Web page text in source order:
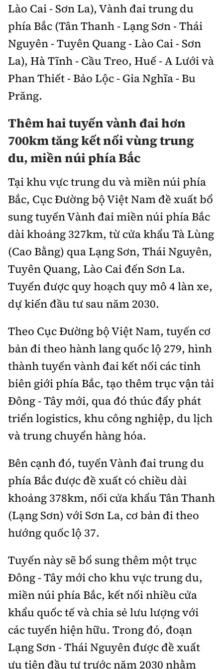
Tổng biên tập: Nguyễn Thị Hồng Nga
Phó Tổng biên tập:Nguyễn Sơn Tùng,
Nguyễn Đức Thắng, La Đức Hùng
Hotline:
0901 514 799
Quảng cáo và Phát hành:
0915 057 282
bandoc@baoxaydung.vn
Cấm sao chép dưới mọi hình thức nếu không có sự
Thông tin tòa
Lào Cai - Sơn La), Vành đai trung du
phía Bắc (Tân Thanh - Lạng Sơn - Thái
Nguyên - Tuyên Quang - Lào Cai - Sơn
La), Hà Tĩnh - Cầu Treo, Huế - A Lưới và
Phan Thiết - Bảo Lộc - Gia Nghĩa - Bu
Prăng.
Thêm hai tuyến vành đai hơn
700km tăng kết nối vùng trung
du, miền núi phía Bắc
Tại khu vực trung du và miền núi phía
Bắc, Cục Đường bộ Việt Nam đề xuất bổ
sung tuyến Vành đai miền núi phía Bắc
dài khoảng 327km, từ cửa khẩu Tà Lùng
(Cao Bằng) qua Lạng Sơn, Thái Nguyên,
Tuyên Quang, Lào Cai đến Sơn La.
Tuyến được quy hoạch quy mô 4 làn xe,
dự kiến đầu tư sau năm 2030.
Theo Cục Đường bộ Việt Nam, tuyến cơ
bản đi theo hành lang quốc lộ 279, hình
thành tuyến vành đai kết nối các tỉnh
biên giới phía Bắc, tạo thêm trục vận tải
Đông - Tây mới, qua đó thúc đẩy phát
triển logistics, khu công nghiệp, du lịch
và trung chuyển hàng hóa.
Bên cạnh đó, tuyến Vành đai trung du
phía Bắc được đề xuất có chiều dài
khoảng 378km, nối cửa khẩu Tân Thanh
(Lạng Sơn) với Sơn La, cơ bản đi theo
hướng quốc lộ 37.
Tuyến này sẽ bổ sung thêm một trục
Đông - Tây mới cho khu vực trung du,
miền núi phía Bắc, kết nối nhiều cửa
khẩu quốc tế và chia sẻ lưu lượng với
các tuyến hiện hữu. Trong đó, đoạn
Lạng Sơn - Thái Nguyên được đề xuất
ưu tiên đầu tư trước năm 2030 nhằm